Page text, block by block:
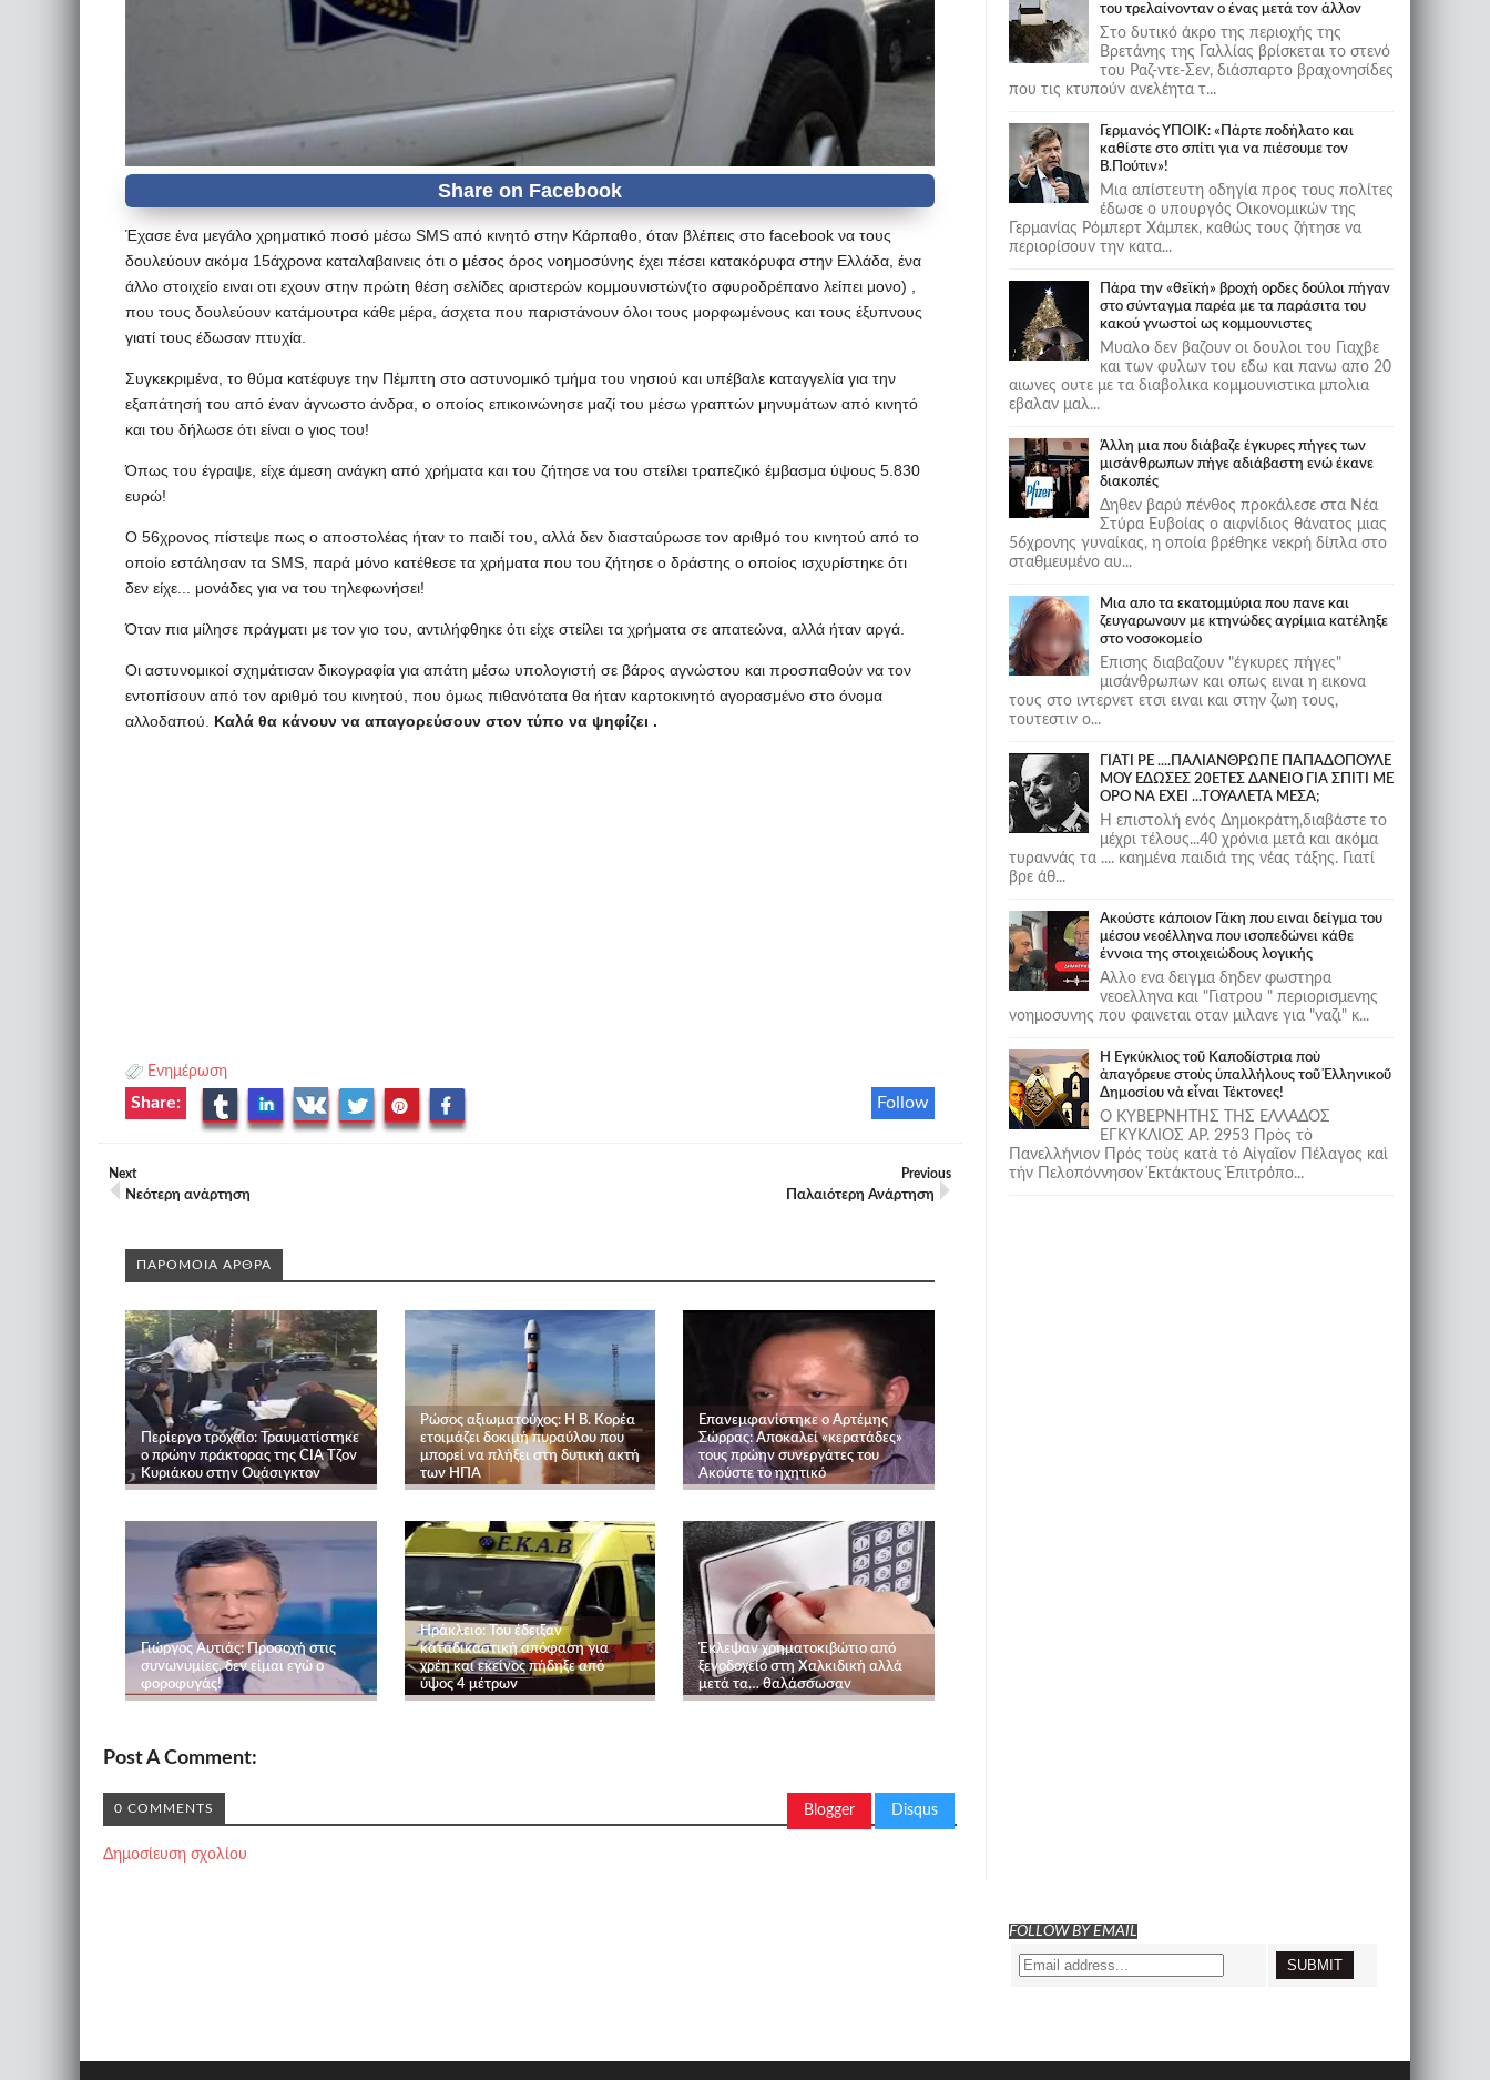
Έχασε ένα μεγάλο χρηματικό ποσό μέσω SMS από κινητό στην Κάρπαθο, όταν βλέπεις στο facebook να τους
δουλεύουν ακόμα 15άχρονα καταλαβαινεις ότι ο μέσος όρος νοημοσύνης έχει πέσει κατακόρυφα στην Ελλάδα, ένα
άλλο στοιχείο ειναι οτι εχουν στην πρώτη θέση σελίδες αριστερών κομμουνιστών(το σφυροδρέπανο λείπει μονο) ,
που τους δουλεύουν κατάμουτρα κάθε μέρα, άσχετα που παριστάνουν όλοι τους μορφωμένους και τους έξυπνους
γιατί τους έδωσαν πτυχία.
Συγκεκριμένα, το θύμα κατέφυγε την Πέμπτη στο αστυνομικό τμήμα του νησιού και υπέβαλε καταγγελία για την
εξαπάτησή του από έναν άγνωστο άνδρα, ο οποίος επικοινώνησε μαζί του μέσω γραπτών μηνυμάτων από κινητό
και του δήλωσε ότι είναι ο γιος του!
Όπως του έγραψε, είχε άμεση ανάγκη από χρήματα και του ζήτησε να του στείλει τραπεζικό έμβασμα ύψους 5.830
ευρώ!
Ο 56χρονος πίστεψε πως ο αποστολέας ήταν το παιδί του, αλλά δεν διασταύρωσε τον αριθμό του κινητού από το
οποίο εστάλησαν τα SMS, παρά μόνο κατέθεσε τα χρήματα που του ζήτησε ο δράστης ο οποίος ισχυρίστηκε ότι
δεν είχε... μονάδες για να του τηλεφωνήσει!
Όταν πια μίλησε πράγματι με τον γιο του, αντιλήφθηκε ότι είχε στείλει τα χρήματα σε απατεώνα, αλλά ήταν αργά.
Οι αστυνομικοί σχημάτισαν δικογραφία για απάτη μέσω υπολογιστή σε βάρος αγνώστου και προσπαθούν να τον
εντοπίσουν από τον αριθμό του κινητού, που όμως πιθανότατα θα ήταν καρτοκινητό αγορασμένο στο όνομα
αλλοδαπού. Καλά θα κάνουν να απαγορεύσουν στον τύπο να ψηφίζει .
Ενημέρωση
Follow
Share:
Next
Νεότερη ανάρτηση
Previous
Παλαιότερη Ανάρτηση
ΠΑΡΟΜΟΙΑ ΑΡΘΡΑ
Περίεργο τροχαίο: Τραυματίστηκε
ο πρώην πράκτορας της CIA Τζον
Κυριάκου στην Ουάσιγκτον
Ρώσος αξιωματούχος: Η Β. Κορέα
ετοιμάζει δοκιμή πυραύλου που
μπορεί να πλήξει στη δυτική ακτή
των ΗΠΑ
Επανεμφανίστηκε ο Αρτέμης
Σώρρας: Αποκαλεί «κερατάδες»
τους πρώην συνεργάτες του
Ακούστε το ηχητικό
Γιώργος Αυτιάς: Προσοχή στις
συνωνυμίες, δεν είμαι εγώ ο
φοροφυγάς!
Ηράκλειο: Του έδειξαν
καταδικαστική απόφαση για
χρέη και εκείνος πήδηξε από
ύψος 4 μέτρων
Έκλεψαν χρηματοκιβώτιο από
ξενοδοχείο στη Χαλκιδική αλλά
μετά τα… θαλάσσωσαν
Post A Comment:
Blogger Disqus
0 COMMENTS
Δημοσίευση σχολίου
του τρελαίνονταν ο ένας μετά τον άλλον
Στο δυτικό άκρο της περιοχής της
Βρετάνης της Γαλλίας βρίσκεται το στενό
του Ραζ-ντε-Σεν, διάσπαρτο βραχονησίδες
που τις κτυπούν ανελέητα τ...
Γερμανός ΥΠΟΙΚ: «Πάρτε ποδήλατο και
καθίστε στο σπίτι για να πιέσουμε τον
Β.Πούτιν»!
Μια απίστευτη οδηγία προς τους πολίτες
έδωσε ο υπουργός Οικονομικών της
Γερμανίας Ρόμπερτ Χάμπεκ, καθώς τους ζήτησε να
περιορίσουν την κατα...
Πάρα την «θεϊκή» βροχή ορδες δούλοι πήγαν
στο σύνταγμα παρέα με τα παράσιτα του
κακού γνωστοί ως κομμουνιστες
Μυαλο δεν βαζουν οι δουλοι του Γιαχβε
και των φυλων του εδω και πανω απο 20
αιωνες ουτε με τα διαβολικα κομμουνιστικα μπολια
εβαλαν μαλ...
Άλλη μια που διάβαζε έγκυρες πήγες των
μισάνθρωπων πήγε αδιάβαστη ενώ έκανε
διακοπές
Δηθεν βαρύ πένθος προκάλεσε στα Νέα
Στύρα Ευβοίας ο αιφνίδιος θάνατος μιας
56χρονης γυναίκας, η οποία βρέθηκε νεκρή δίπλα στο
σταθμευμένο αυ...
Μια απο τα εκατομμύρια που πανε και
ζευγαρωνουν με κτηνώδες αγρίμια κατέληξε
στο νοσοκομείο
Επισης διαβαζουν "έγκυρες πήγες"
μισάνθρωπων και οπως ειναι η εικονα
τους στο ιντερνετ ετσι ειναι και στην ζωη τους,
τουτεστιν ο...
ΓΙΑΤΙ ΡΕ ....ΠΑΛΙΑΝΘΡΩΠΕ ΠΑΠΑΔΟΠΟΥΛΕ
ΜΟΥ ΕΔΩΣΕΣ 20ΕΤΕΣ ΔΑΝΕΙΟ ΓΙΑ ΣΠΙΤΙ ΜΕ
ΟΡΟ ΝΑ ΕΧΕΙ ...ΤΟΥΑΛΕΤΑ ΜΕΣΑ;
Η επιστολή ενός Δημοκράτη,διαβάστε το
μέχρι τέλους...40 χρόνια μετά και ακόμα
τυραννάς τα .... καημένα παιδιά της νέας τάξης. Γιατί
βρε άθ...
Ακούστε κάποιον Γάκη που ειναι δείγμα του
μέσου νεοέλληνα που ισοπεδώνει κάθε
έννοια της στοιχειώδους λογικής
Αλλο ενα δειγμα δηδεν φωστηρα
νεοελληνα και "Γιατρου " περιορισμενης
νοημοσυνης που φαινεται οταν μιλανε για "ναζι" κ...
Ἡ Ἐγκύκλιος τοῦ Καποδίστρια ποὺ
ἀπαγόρευε στοὺς ὑπαλλήλους τοῦ Ἑλληνικοῦ
Δημοσίου νὰ εἶναι Τέκτονες!
Ο ΚΥΒΕΡΝΗΤΗΣ ΤΗΣ ΕΛΛΑΔΟΣ
ΕΓΚΥΚΛΙΟΣ ΑΡ. 2953 Πρὸς τὸ
Πανελλήνιον Πρὸς τοὺς κατὰ τὸ Αἰγαῖον Πέλαγος καὶ
τὴν Πελοπόννησον Ἐκτάκτους Ἐπιτρόπο...
FOLLOW BY EMAIL